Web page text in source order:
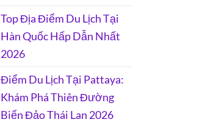
Top Địa Điểm Du Lịch Tại
Hàn Quốc Hấp Dẫn Nhất
2026
Điểm Du Lịch Tại Pattaya:
Khám Phá Thiên Đường
Biển Đảo Thái Lan 2026